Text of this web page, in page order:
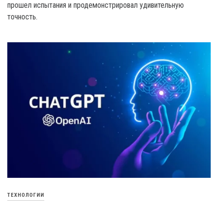
прошел испытания и продемонстрировал удивительную
точность.
ТЕХНОЛОГИИ